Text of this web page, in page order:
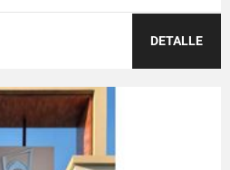
DETALLE